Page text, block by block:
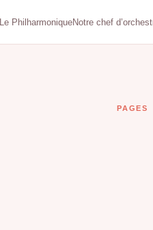
Le PhilharmoniqueNotre chef
PAGES